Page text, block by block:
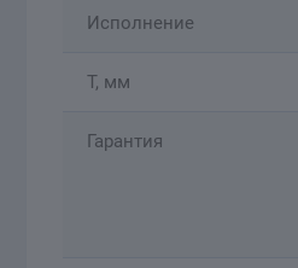
Исполнение
T, мм
Гарантия